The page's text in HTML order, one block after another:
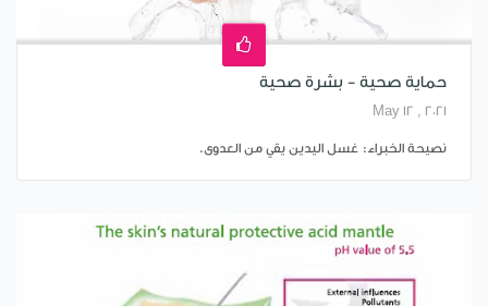
حماية صحية - بشرة صحية
May 12 , 2021
نصيحة الخبراء: غسل اليدين يقي من العدوى.